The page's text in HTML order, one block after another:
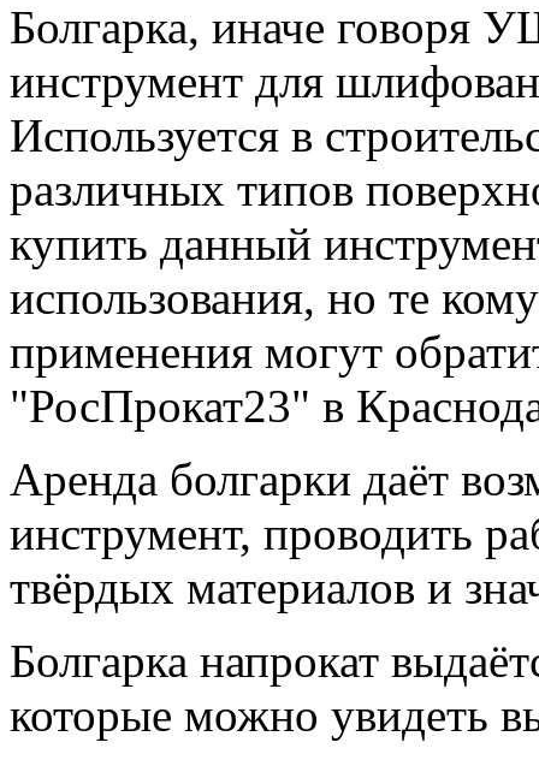
Болгарка, иначе говоря
инструмент для
Используется в
различных типов
купить данный
использования, но те
применения могут
"РосПрокат23" в
Аренда болгарки даёт
инструмент, проводить
твёрдых материалов и
Болгарка напрокат
которые можно увидеть